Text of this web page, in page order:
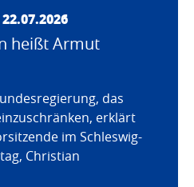
heißt Armut
das
erklärt
im Schleswig-
Christian